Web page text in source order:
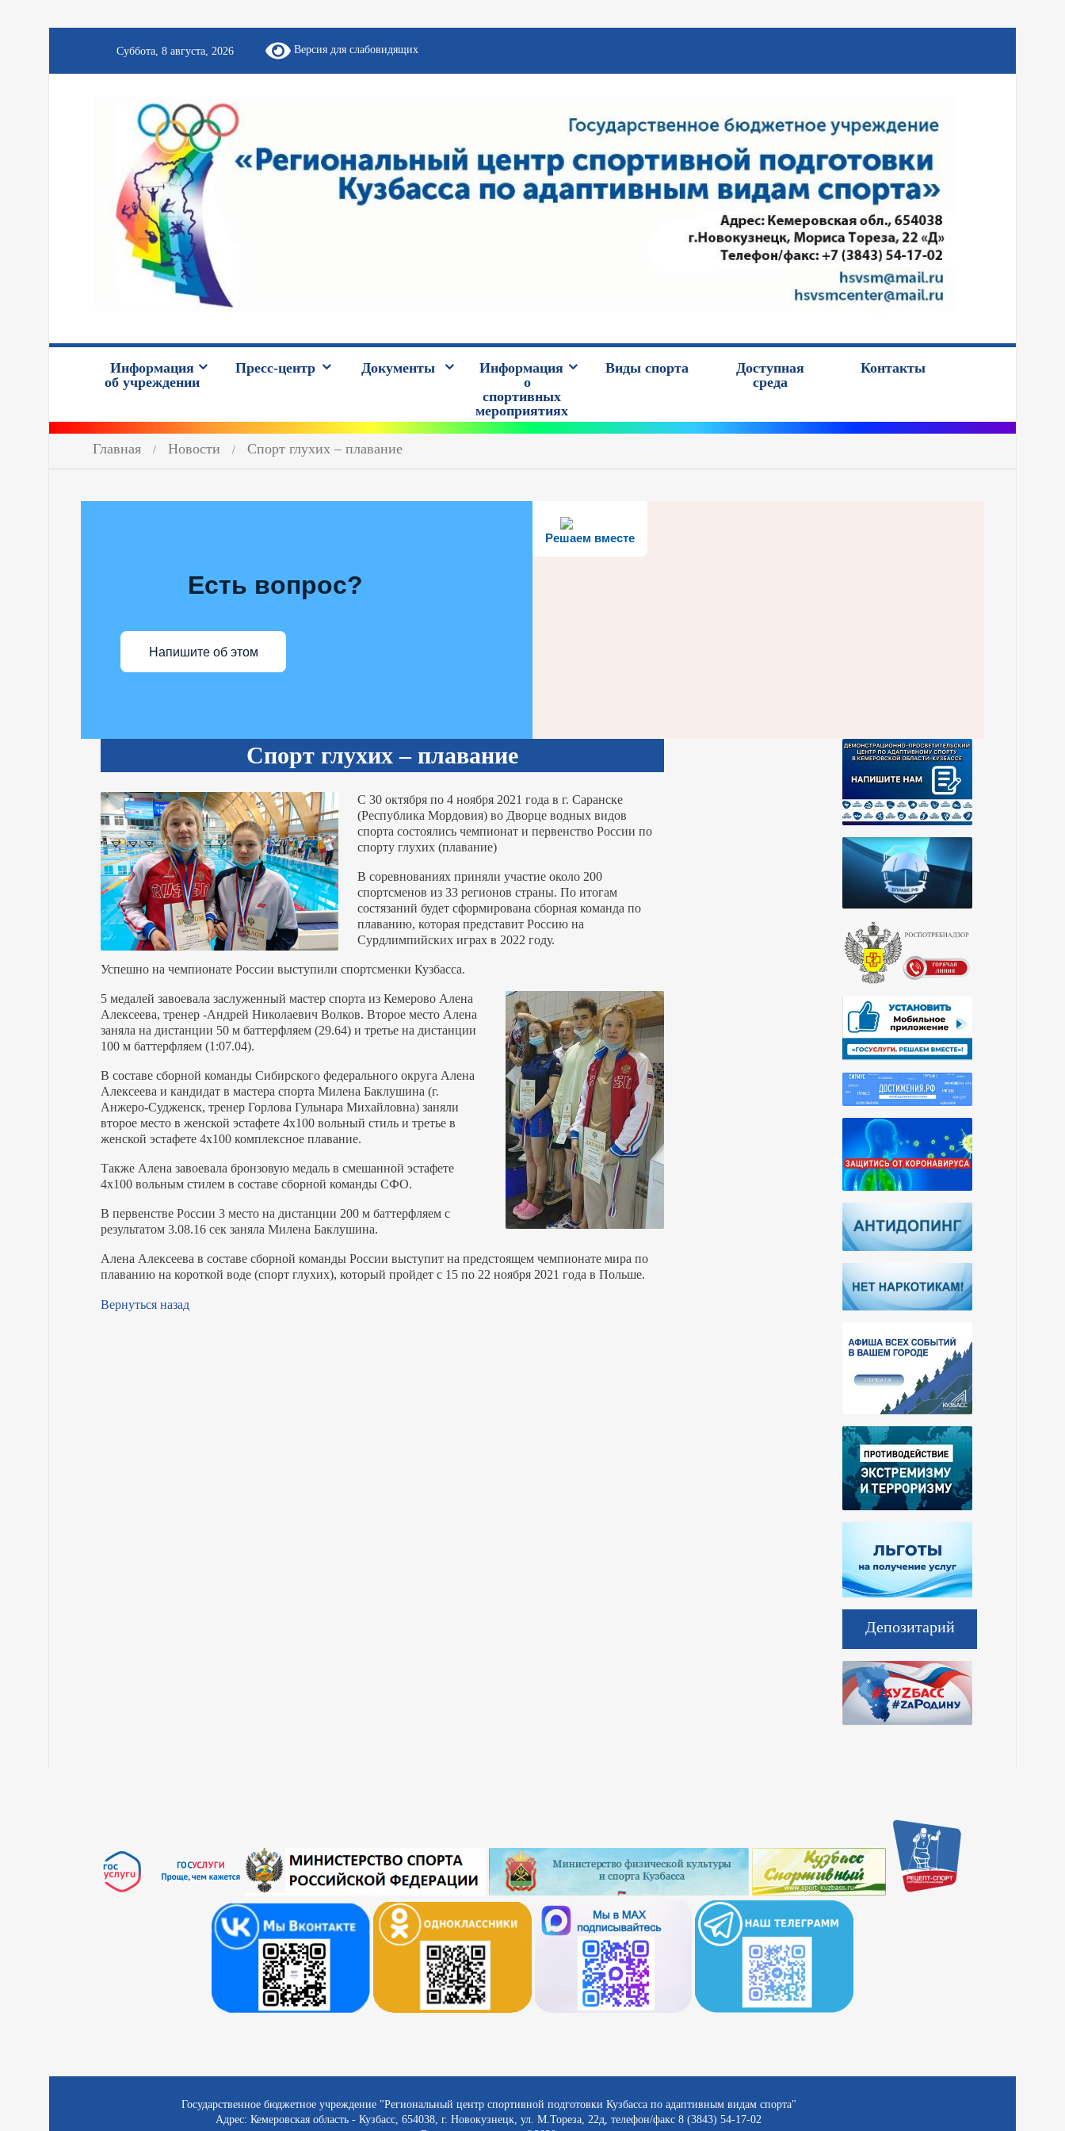
Версия для слабовидящих
Суббота, 8 августа, 2026
Информация
об учреждении
Пресс-центр Документы
Информация
о
спортивных
мероприятиях
Виды спорта
Доступная
среда
Контакты
Главная Новости Спорт глухих – плавание
Решаем вместе
Есть вопрос?
Напишите об этом
Спорт глухих – плавание
С 30 октября по 4 ноября 2021 года в г. Саранске
(Республика Мордовия) во Дворце водных видов
спорта состоялись чемпионат и первенство России по
спорту глухих (плавание)
В соревнованиях приняли участие около 200
спортсменов из 33 регионов страны. По итогам
состязаний будет сформирована сборная команда по
плаванию, которая представит Россию на
Сурдлимпийских играх в 2022 году.
Успешно на чемпионате России выступили спортсменки Кузбасса.
5 медалей завоевала заслуженный мастер спорта из Кемерово Алена
Алексеева, тренер -Андрей Николаевич Волков. Второе место Алена
заняла на дистанции 50 м баттерфляем (29.64) и третье на дистанции
100 м баттерфляем (1:07.04).
В составе сборной команды Сибирского федерального округа Алена
Алексеева и кандидат в мастера спорта Милена Баклушина (г.
Анжеро-Судженск, тренер Горлова Гульнара Михайловна) заняли
второе место в женской эстафете 4х100 вольный стиль и третье в
женской эстафете 4х100 комплексное плавание.
Также Алена завоевала бронзовую медаль в смешанной эстафете
4х100 вольным стилем в составе сборной команды СФО.
В первенстве России 3 место на дистанции 200 м баттерфляем с
результатом 3.08.16 сек заняла Милена Баклушина.
Алена Алексеева в составе сборной команды России выступит на предстоящем чемпионате мира по
плаванию на короткой воде (спорт глухих), который пройдет с 15 по 22 ноября 2021 года в Польше.
Вернуться назад
Депозитарий
Государственное бюджетное учреждение "Региональный центр спортивной подготовки Кузбасса по адаптивным видам спорта"
Адрес: Кемеровская область - Кузбасс, 654038, г. Новокузнецк, ул. М.Тореза, 22д, телефон/факс 8 (3843) 54-17-02